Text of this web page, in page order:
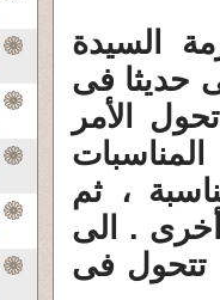
السيدة
حديثا فى
الأمر
، ثم
. الى
تتحول فى